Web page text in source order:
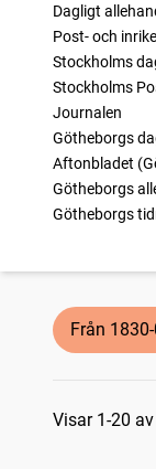
Dagligt
träffar
Post- och
träffar
Stockholms
träffar
Stockholms
träffar
Journalen
träffar
Götheborgs
träffar
Aftonbladet
träffar
Götheborgs
träffar
Götheborgs
träffar
träffar
träffar
Carlscronas
träffar
Calmar tidning
träffar
Från
Visar 1-20